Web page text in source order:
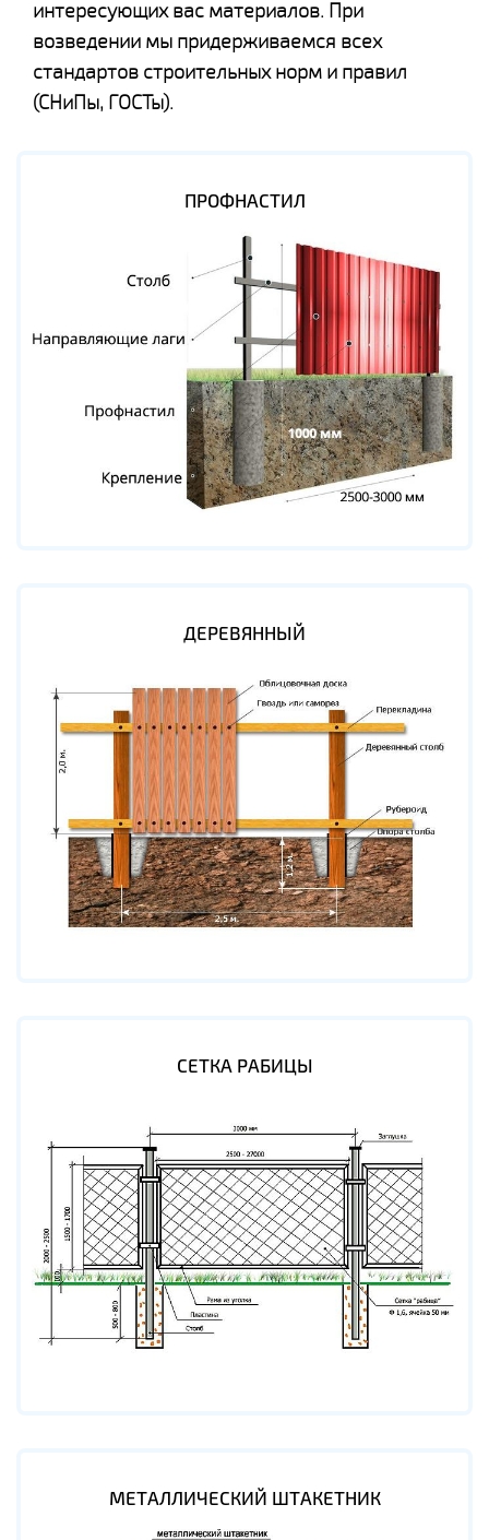
интересующих вас материалов. При
возведении мы придерживаемся всех
стандартов строительных норм и правил
(СНиПы, ГОСТы).
ПРОФНАСТИЛ
ДЕРЕВЯННЫЙ
СЕТКА РАБИЦЫ
МЕТАЛЛИЧЕСКИЙ ШТАКЕТНИК